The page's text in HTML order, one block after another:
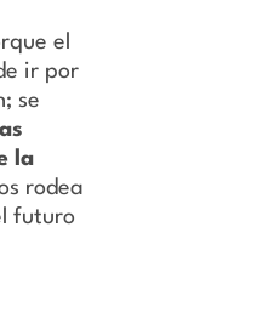
el
ir por
se
la
rodea
futuro